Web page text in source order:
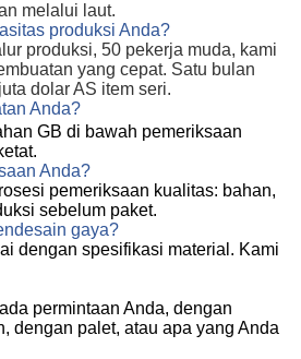
melalui laut.
produksi Anda?
produksi, 50 pekerja muda, kami
yang cepat. Satu bulan
dolar AS item seri.
Anda?
GB di bawah pemeriksaan
Anda?
pemeriksaan kualitas: bahan,
sebelum paket.
gaya?
dengan spesifikasi material. Kami
permintaan Anda, dengan
dengan palet, atau apa yang Anda